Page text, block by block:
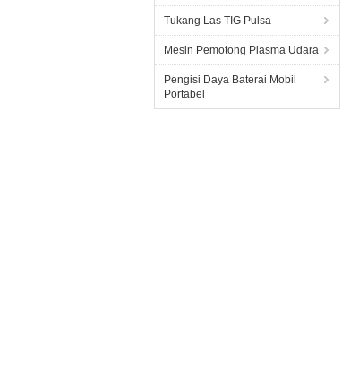
Tukang Las TIG Pulsa
Mesin Pemotong Plasma Udara
Pengisi Daya Baterai Mobil
Portabel